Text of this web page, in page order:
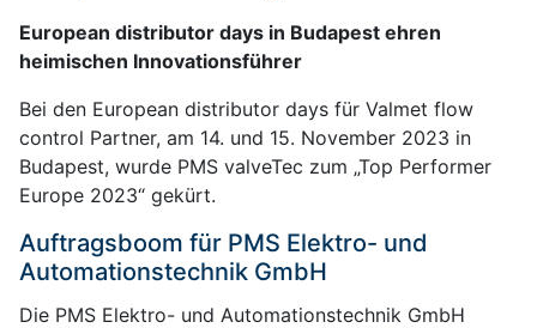
European distributor days in Budapest ehren
heimischen Innovationsführer
Bei den European distributor days für Valmet flow
control Partner, am 14. und 15. November 2023 in
Budapest, wurde PMS valveTec zum „Top Performer
Europe 2023“ gekürt.
Auftragsboom für PMS Elektro- und
Automationstechnik GmbH
Die PMS Elektro- und Automationstechnik GmbH